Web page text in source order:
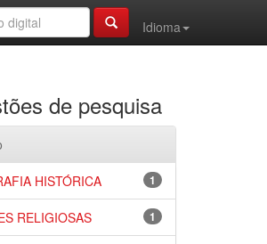
Idioma
de pesquisa
1
HISTÓRICA
1
RELIGIOSAS